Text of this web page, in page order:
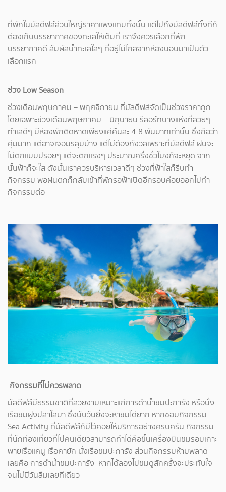
ที่พักในมัลดีฟส์ส่วนใหญ่ราคาแพงแทบทั้งนั้น แต่ไปถึงมัลดีฟส์ทั้งทีก็
ต้องเก็บบรรยากาศของทะเลให้เต็มที่ เราจึงควรเลือกที่พัก
บรรยากาศดี สัมผัสน้ำทะเลใสๆ ที่อยู่ไม่ไกลจากห้องนอนมาเป็นตัว
เลือกแรก
ช่วง Low Season
ช่วงเดือนพฤษภาคม – พฤศจิกายน ที่มัลดีฟส์จัดเป็นช่วงราคาถูก
โดยเฉพาะช่วงเดือนพฤษภาคม – มิถุนายน รีสอร์ทบางแห่งที่สวยๆ
ทำเลดีๆ มีห้องพักติดหาดเพียงแค่คืนละ 4-8 พันบาทเท่านั้น ซึ่งถือว่า
คุ้มมาก แต่อาจเจอมรสุมบ้าง แต่ไม่ต้องกังวลเพราะที่มัลดีฟส์ ฝนจะ
ไม่ตกแบบปรอยๆ แต่จะตกแรงๆ ประมาณครึ่งชั่วโมงก็จะหยุด จาก
นั้นฟ้าก็จะใส ดังนั้นเราควรบริหารเวลาดีๆ ช่วงที่ฟ้าใสก็รีบทำ
กิจกรรม พอฝนตกก็กลับเข้าที่พักรอฟ้าเปิดอีกรอบค่อยออกไปทำ
กิจกรรมต่อ
กิจกรรมที่ไม่ควรพลาด
มัลดีฟส์มีธรรมชาติที่สวยงามเหมาะแก่การดำน้ำชมปะการัง หรือนั่ง
เรือชมฝูงปลาโลมา ซึ่งนับวันยิ่งจะหาชมได้ยาก หากชอบกิจกรรม
Sea Activity ที่มัลดีฟส์ก็มีไว้คอยให้บริการอย่างครบครัน กิจกรรม
ที่นักท่องเที่ยวที่ไปคนเดียวสามารถทำได้คือขึ้นเครื่องบินชมรอบเกาะ
พายเรือแคนู เรือคายัก นั่งเรือชมปะการัง ส่วนกิจกรรมห้ามพลาด
เลยคือ การดำน้ำชมปะการัง หากได้ลองไปชมดูสักครั้งจะประทับใจ
จนไม่มีวันลืมเลยทีเดียว